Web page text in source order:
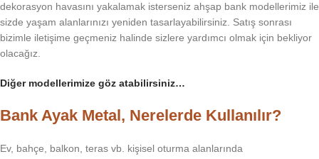
dekorasyon havasını yakalamak isterseniz ahşap bank modellerimiz ile
sizde yaşam alanlarınızı yeniden tasarlayabilirsiniz. Satış sonrası
bizimle iletişime geçmeniz halinde sizlere yardımcı olmak için bekliyor
olacağız.
Diğer modellerimize göz atabilirsiniz…
Bank Ayak Metal, Nerelerde Kullanılır?
Ev, bahçe, balkon, teras vb. kişisel oturma alanlarında